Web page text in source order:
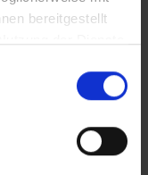
bereitgestellt